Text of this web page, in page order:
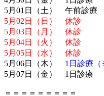
5月01日（土） 午前診療
5月02日（日） 休診
5月03日（月） 休診
5月04日（火） 休診
5月05日（水） 休診
5月06日（木） 1日診療（
5月07日（金） 1日診療
＝＝＝＝＝＝＝＝＝